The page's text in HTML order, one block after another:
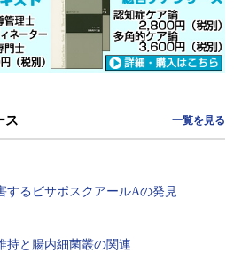
ス 一覧を見る
するビサボスクアールAの発見
持と腸内細菌叢の関連